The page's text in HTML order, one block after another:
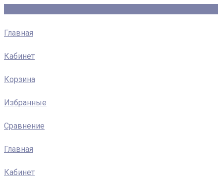
Главная
Кабинет
Корзина
Избранные
Сравнение
Главная
Кабинет